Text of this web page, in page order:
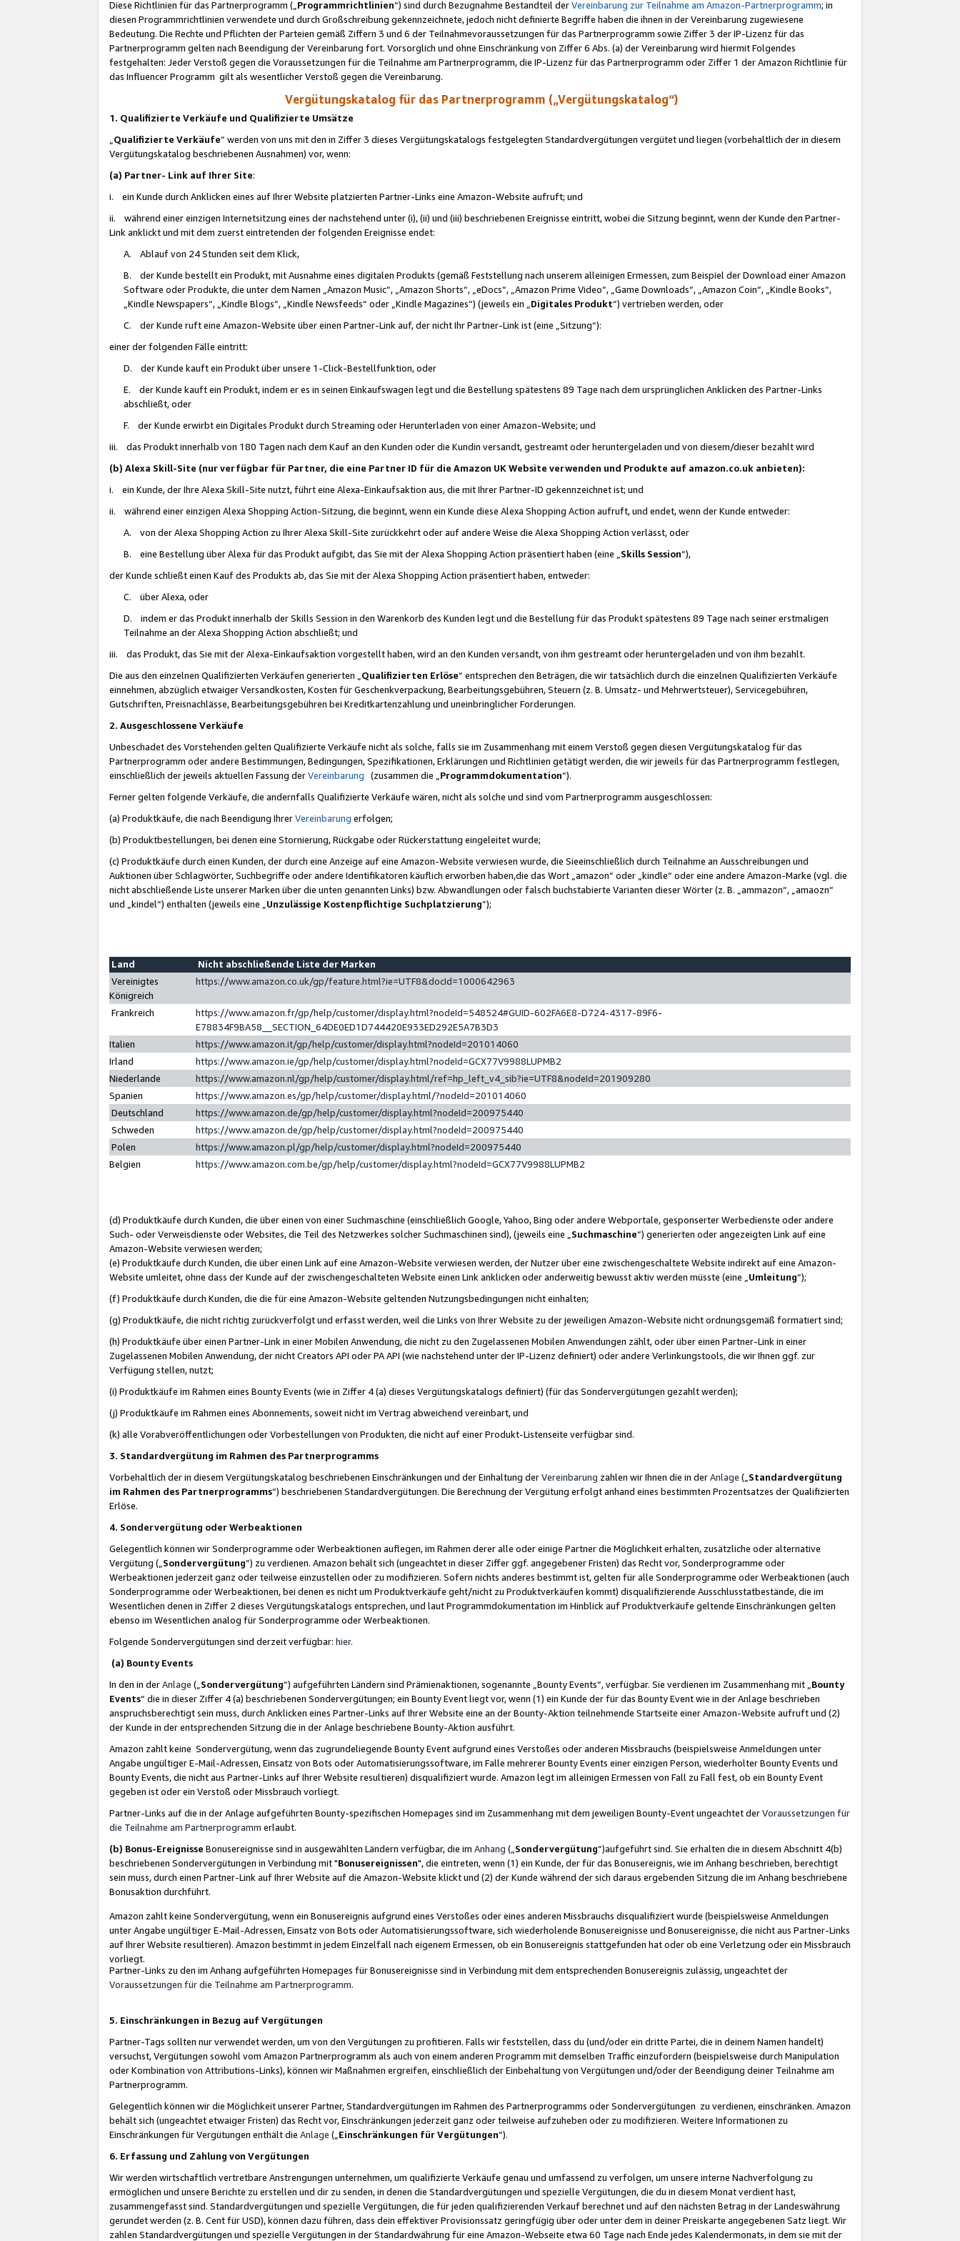
Diese Richtlinien für das Partnerprogramm („Programmrichtlinien“) sind durch Bezugnahme Bestandteil derVereinbarung zur Teilnahme am Amazon-Partnerprogramm; in
diesen Programmrichtlinien verwendete und durch Großschreibung gekennzeichnete, jedoch nicht definierte Begriffe haben die ihnen in der Vereinbarung zugewiesene
Bedeutung. Die Rechte und Pflichten der Parteien gemäß Ziffern 3 und 6 der Teilnahmevoraussetzungen für das Partnerprogramm sowie Ziffer 3 der IP-Lizenz für das
Partnerprogramm gelten nach Beendigung der Vereinbarung fort. Vorsorglich und ohne Einschränkung von Ziffer 6 Abs. (a) der Vereinbarung wird hiermit Folgendes
festgehalten: Jeder Verstoß gegen die Voraussetzungen für die Teilnahme am Partnerprogramm, die IP-Lizenz für das Partnerprogramm oder Ziffer 1 der Amazon Richtlinie für
das Influencer Programm gilt als wesentlicher Verstoß gegen die Vereinbarung.
Vergütungskatalog für das Partnerprogramm („Vergütungskatalog“)
1. Qualifizierte Verkäufe und Qualifizierte Umsätze
Qualifizierte Verkäufe“ werden von uns mit den in Ziffer 3 dieses Vergütungskatalogs festgelegten Standardvergütungen vergütet und liegen (vorbehaltlich der in diesem
Vergütungskatalog beschriebenen Ausnahmen) vor, wenn:
(a) Partner- Link auf Ihrer Site:
i. ein Kunde durch Anklicken eines auf Ihrer Website platzierten Partner-Links eine Amazon-Website aufruft; und
ii. während einer einzigen Internetsitzung eines der nachstehend unter (i), (ii) und (iii) beschriebenen Ereignisse eintritt, wobei die Sitzung beginnt, wenn der Kunde den Partner-
Link anklickt und mit dem zuerst eintretenden der folgenden Ereignisse endet:
A. Ablauf von 24 Stunden seit dem Klick,
B. der Kunde bestellt ein Produkt, mit Ausnahme eines digitalen Produkts (gemäß Feststellung nach unserem alleinigen Ermessen, zum Beispiel der Download einer Amazon
Software oder Produkte, die unter dem Namen „Amazon Music“, „Amazon Shorts“, „eDocs“, „Amazon Prime Video“, „Game Downloads“, „Amazon Coin“, „Kindle Books“,
„Kindle Newspapers“, „Kindle Blogs“, „Kindle Newsfeeds“ oder „Kindle Magazines“) (jeweils ein „ Digitales Produkt“) vertrieben werden, oder
C. der Kunde ruft eine Amazon-Website über einen Partner-Link auf, der nicht Ihr Partner-Link ist (eine „Sitzung“):
einer der folgenden Fälle eintritt:
D. der Kunde kauft ein Produkt über unsere 1-Click-Bestellfunktion, oder
E. der Kunde kauft ein Produkt, indem er es in seinen Einkaufswagen legt und die Bestellung spätestens 89 Tage nach dem ursprünglichen Anklicken des Partner-Links
abschließt, oder
F. der Kunde erwirbt ein Digitales Produkt durch Streaming oder Herunterladen von einer Amazon-Website; und
iii. das Produkt innerhalb von 180 Tagen nach dem Kauf an den Kunden oder die Kundin versandt, gestreamt oder heruntergeladen und von diesem/dieser bezahlt wird
(b) Alexa Skill-Site (nur verfügbar für Partner, die eine Partner ID für die Amazon UK Website verwenden und Produkte auf amazon.co.uk anbieten):
i. ein Kunde, der Ihre Alexa Skill-Site nutzt, führt eine Alexa-Einkaufsaktion aus, die mit Ihrer Partner-ID gekennzeichnet ist; und
ii. während einer einzigen Alexa Shopping Action-Sitzung, die beginnt, wenn ein Kunde diese Alexa Shopping Action aufruft, und endet, wenn der Kunde entweder:
A. von der Alexa Shopping Action zu Ihrer Alexa Skill-Site zurückkehrt oder auf andere Weise die Alexa Shopping Action verlässt, oder
B. eine Bestellung über Alexa für das Produkt aufgibt, das Sie mit der Alexa Shopping Action präsentiert haben (eine „ Skills Session“),
der Kunde schließt einen Kauf des Produkts ab, das Sie mit der Alexa Shopping Action präsentiert haben, entweder:
C. über Alexa, oder
D. indem er das Produkt innerhalb der Skills Session in den Warenkorb des Kunden legt und die Bestellung für das Produkt spätestens 89 Tage nach seiner erstmaligen
Teilnahme an der Alexa Shopping Action abschließt; und
iii. das Produkt, das Sie mit der Alexa-Einkaufsaktion vorgestellt haben, wird an den Kunden versandt, von ihm gestreamt oder heruntergeladen und von ihm bezahlt.
Die aus den einzelnen Qualifizierten Verkäufen generierten „ Qualifizierten Erlöse“ entsprechen den Beträgen, die wir tatsächlich durch die einzelnen Qualifizierten Verkäufe
einnehmen, abzüglich etwaiger Versandkosten, Kosten für Geschenkverpackung, Bearbeitungsgebühren, Steuern (z. B. Umsatz- und Mehrwertsteuer), Servicegebühren,
Gutschriften, Preisnachlässe, Bearbeitungsgebühren bei Kreditkartenzahlung und uneinbringlicher Forderungen.
2. Ausgeschlossene Verkäufe
Unbeschadet des Vorstehenden gelten Qualifizierte Verkäufe nicht als solche, falls sie im Zusammenhang mit einem Verstoß gegen diesen Vergütungskatalog für das
Partnerprogramm oder andere Bestimmungen, Bedingungen, Spezifikationen, Erklärungen und Richtlinien getätigt werden, die wir jeweils für das Partnerprogramm festlegen,
einschließlich der jeweils aktuellen Fassung derVereinbarung (zusammen die „ Programmdokumentation“).
Ferner gelten folgende Verkäufe, die andernfalls Qualifizierte Verkäufe wären, nicht als solche und sind vom Partnerprogramm ausgeschlossen:
(a) Produktkäufe, die nach Beendigung IhrerVereinbarung erfolgen;
(b) Produktbestellungen, bei denen eine Stornierung, Rückgabe oder Rückerstattung eingeleitet wurde;
(c) Produktkäufe durch einen Kunden, der durch eine Anzeige auf eine Amazon-Website verwiesen wurde, die Sieeinschließlich durch Teilnahme an Ausschreibungen und
Auktionen über Schlagwörter, Suchbegriffe oder andere Identifikatoren käuflich erworben haben,die das Wort „amazon“ oder „kindle“ oder eine andere Amazon-Marke (vgl. die
nicht abschließende Liste unserer Marken über die unten genannten Links) bzw. Abwandlungen oder falsch buchstabierte Varianten dieser Wörter (z. B. „ammazon“, „amaozn“
und „kindel“) enthalten (jeweils eine „ Unzulässige Kostenpflichtige Suchplatzierung”);
Land
Nicht abschließende Liste der Marken
Vereinigtes
Königreich
https://www.amazon.co.uk/gp/feature.html?ie=UTF8&docId=1000642963
Frankreich
https://www.amazon.fr/gp/help/customer/display.html?nodeId=548524#GUID-602FA6E8-D724-4317-89F6-
E78834F9BA58__SECTION_64DE0ED1D744420E933ED292E5A7B3D3
Italien
https://www.amazon.it/gp/help/customer/display.html?nodeId=201014060
Irland
https://www.amazon.ie/gp/help/customer/display.html?nodeId=GCX77V9988LUPMB2
Niederlande
https://www.amazon.nl/gp/help/customer/display.html/ref=hp_left_v4_sib?ie=UTF8&nodeId=201909280
Spanien
https://www.amazon.es/gp/help/customer/display.html/?nodeId=201014060
Deutschland
https://www.amazon.de/gp/help/customer/display.html?nodeId=200975440
Schweden
https://www.amazon.de/gp/help/customer/display.html?nodeId=200975440
Polen
https://www.amazon.pl/gp/help/customer/display.html?nodeId=200975440
Belgien
https://www.amazon.com.be/gp/help/customer/display.html?nodeId=GCX77V9988LUPMB2
(d) Produktkäufe durch Kunden, die über einen von einer Suchmaschine (einschließlich Google, Yahoo, Bing oder andere Webportale, gesponserter Werbedienste oder andere
Such- oder Verweisdienste oder Websites, die Teil des Netzwerkes solcher Suchmaschinen sind), (jeweils eine „ Suchmaschine“) generierten oder angezeigten Link auf eine
Amazon-Website verwiesen werden;
(e) Produktkäufe durch Kunden, die über einen Link auf eine Amazon-Website verwiesen werden, der Nutzer über eine zwischengeschaltete Website indirekt auf eine Amazon-
Website umleitet, ohne dass der Kunde auf der zwischengeschalteten Website einen Link anklicken oder anderweitig bewusst aktiv werden müsste (eine „ Umleitung“);
(f) Produktkäufe durch Kunden, die die für eine Amazon-Website geltenden Nutzungsbedingungen nicht einhalten;
(g) Produktkäufe, die nicht richtig zurückverfolgt und erfasst werden, weil die Links von Ihrer Website zu der jeweiligen Amazon-Website nicht ordnungsgemäß formatiert sind;
(h) Produktkäufe über einen Partner-Link in einer Mobilen Anwendung, die nicht zu den Zugelassenen Mobilen Anwendungen zählt, oder über einen Partner-Link in einer
Zugelassenen Mobilen Anwendung, der nicht Creators API oder PA API (wie nachstehend unter der IP-Lizenz definiert) oder andere Verlinkungstools, die wir Ihnen ggf. zur
Verfügung stellen, nutzt;
(i) Produktkäufe im Rahmen eines Bounty Events (wie in Ziffer 4 (a) dieses Vergütungskatalogs definiert) (für das Sondervergütungen gezahlt werden);
(j) Produktkäufe im Rahmen eines Abonnements, soweit nicht im Vertrag abweichend vereinbart, und
(k) alle Vorabveröffentlichungen oder Vorbestellungen von Produkten, die nicht auf einer Produkt-Listenseite verfügbar sind.
3. Standardvergütung im Rahmen des Partnerprogramms
Vorbehaltlich der in diesem Vergütungskatalog beschriebenen Einschränkungen und der Einhaltung derVereinbarung zahlen wir Ihnen die in derAnlage („ Standardvergütung
im Rahmen des Partnerprogramms“) beschriebenen Standardvergütungen. Die Berechnung der Vergütung erfolgt anhand eines bestimmten Prozentsatzes der Qualifizierten
Erlöse.
4. Sondervergütung oder Werbeaktionen
Gelegentlich können wir Sonderprogramme oder Werbeaktionen auflegen, im Rahmen derer alle oder einige Partner die Möglichkeit erhalten, zusätzliche oder alternative
Vergütung („ Sondervergütung”) zu verdienen. Amazon behält sich (ungeachtet in dieser Ziffer ggf. angegebener Fristen) das Recht vor, Sonderprogramme oder
Werbeaktionen jederzeit ganz oder teilweise einzustellen oder zu modifizieren. Sofern nichts anderes bestimmt ist, gelten für alle Sonderprogramme oder Werbeaktionen (auch
Sonderprogramme oder Werbeaktionen, bei denen es nicht um Produktverkäufe geht/nicht zu Produktverkäufen kommt) disqualifizierende Ausschlusstatbestände, die im
Wesentlichen denen in Ziffer 2 dieses Vergütungskatalogs entsprechen, und laut Programmdokumentation im Hinblick auf Produktverkäufe geltende Einschränkungen gelten
ebenso im Wesentlichen analog für Sonderprogramme oder Werbeaktionen.
Folgende Sondervergütungen sind derzeit verfügbar: hier.
(a) Bounty Events
In den in derAnlage („ Sondervergütung“) aufgeführten Ländern sind Prämienaktionen, sogenannte „Bounty Events“, verfügbar. Sie verdienen im Zusammenhang mit „ Bounty
Events“ die in dieser Ziffer 4 (a) beschriebenen Sondervergütungen; ein Bounty Event liegt vor, wenn (1) ein Kunde der für das Bounty Event wie in der Anlage beschrieben
anspruchsberechtigt sein muss, durch Anklicken eines Partner-Links auf Ihrer Website eine an der Bounty-Aktion teilnehmende Startseite einer Amazon-Website aufruft und (2)
der Kunde in der entsprechenden Sitzung die in der Anlage beschriebene Bounty-Aktion ausführt.
Amazon zahlt keine Sondervergütung, wenn das zugrundeliegende Bounty Event aufgrund eines Verstoßes oder anderen Missbrauchs (beispielsweise Anmeldungen unter
Angabe ungültiger E-Mail-Adressen, Einsatz von Bots oder Automatisierungssoftware, im Falle mehrerer Bounty Events einer einzigen Person, wiederholter Bounty Events und
Bounty Events, die nicht aus Partner-Links auf Ihrer Website resultieren) disqualifiziert wurde. Amazon legt im alleinigen Ermessen von Fall zu Fall fest, ob ein Bounty Event
gegeben ist oder ein Verstoß oder Missbrauch vorliegt.
Partner-Links auf die in der Anlage aufgeführten Bounty-spezifischen Homepages sind im Zusammenhang mit dem jeweiligen Bounty-Event ungeachtet derVoraussetzungen für
die Teilnahme am Partnerprogramm erlaubt.
(b) Bonus-Ereignisse Bonusereignisse sind in ausgewählten Ländern verfügbar, die im Anhang („ Sondervergütung“)aufgeführt sind. Sie erhalten die in diesem Abschnitt 4(b)
beschriebenen Sondervergütungen in Verbindung mit "Bonusereignissen", die eintreten, wenn (1) ein Kunde, der für das Bonusereignis, wie im Anhang beschrieben, berechtigt
sein muss, durch einen Partner-Link auf Ihrer Website auf die Amazon-Website klickt und (2) der Kunde während der sich daraus ergebenden Sitzung die im Anhang beschriebene
Bonusaktion durchführt.
Amazon zahlt keine Sondervergütung, wenn ein Bonusereignis aufgrund eines Verstoßes oder eines anderen Missbrauchs disqualifiziert wurde (beispielsweise Anmeldungen
unter Angabe ungültiger E-Mail-Adressen, Einsatz von Bots oder Automatisierungssoftware, sich wiederholende Bonusereignisse und Bonusereignisse, die nicht aus Partner-Links
auf Ihrer Website resultieren). Amazon bestimmt in jedem Einzelfall nach eigenem Ermessen, ob ein Bonusereignis stattgefunden hat oder ob eine Verletzung oder ein Missbrauch
vorliegt.
Partner-Links zu den im Anhang aufgeführten Homepages für Bonusereignisse sind in Verbindung mit dem entsprechenden Bonusereignis zulässig, ungeachtet der
Voraussetzungen für die Teilnahme am Partnerprogramm.
5. Einschränkungen in Bezug auf Vergütungen
Partner-Tags sollten nur verwendet werden, um von den Vergütungen zu profitieren. Falls wir feststellen, dass du (und/oder ein dritte Partei, die in deinem Namen handelt)
versuchst, Vergütungen sowohl vom Amazon Partnerprogramm als auch von einem anderen Programm mit demselben Traffic einzufordern (beispielsweise durch Manipulation
oder Kombination von Attributions-Links), können wir Maßnahmen ergreifen, einschließlich der Einbehaltung von Vergütungen und/oder der Beendigung deiner Teilnahme am
Partnerprogramm.
Gelegentlich können wir die Möglichkeit unserer Partner, Standardvergütungen im Rahmen des Partnerprogramms oder Sondervergütungen zu verdienen, einschränken. Amazon
behält sich (ungeachtet etwaiger Fristen) das Recht vor, Einschränkungen jederzeit ganz oder teilweise aufzuheben oder zu modifizieren. Weitere Informationen zu
Einschränkungen für Vergütungen enthält die Anlage („ Einschränkungen für Vergütungen“).
6. Erfassung und Zahlung von Vergütungen
Wir werden wirtschaftlich vertretbare Anstrengungen unternehmen, um qualifizierte Verkäufe genau und umfassend zu verfolgen, um unsere interne Nachverfolgung zu
ermöglichen und unsere Berichte zu erstellen und dir zu senden, in denen die Standardvergütungen und spezielle Vergütungen, die du in diesem Monat verdient hast,
zusammengefasst sind. Standardvergütungen und spezielle Vergütungen, die für jeden qualifizierenden Verkauf berechnet und auf den nächsten Betrag in der Landeswährung
gerundet werden (z. B. Cent für USD), können dazu führen, dass dein effektiver Provisionssatz geringfügig über oder unter dem in deiner Preiskarte angegebenen Satz liegt. Wir
zahlen Standardvergütungen und spezielle Vergütungen in der Standardwährung für eine Amazon-Webseite etwa 60 Tage nach Ende jedes Kalendermonats, in dem sie mit der